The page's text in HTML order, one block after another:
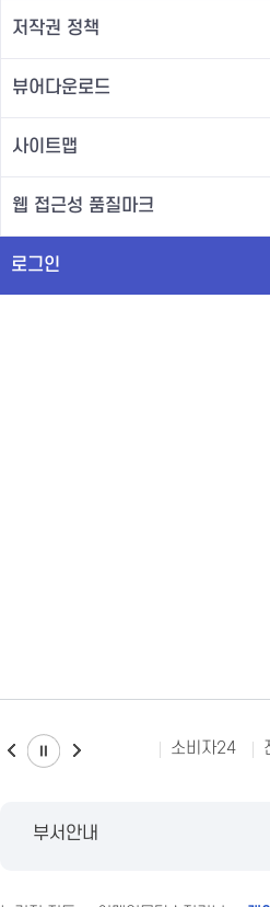
저작권 정책
뷰어다운로드
사이트맵
웹 접근성 품질마크
로그인
소비자24
부서안내